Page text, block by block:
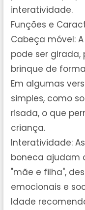
interatividade.
Funções e
Cabeça móvel:
pode ser
brinque de
Em algumas
simples, como
risada, o que
criança.
Interatividade:
boneca ajudam
"mãe e filha",
emocionais e
Idade